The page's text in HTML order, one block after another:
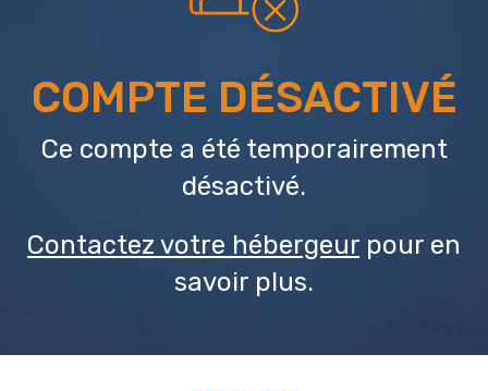
COMPTE DÉSACTIVÉ
Ce compte a été temporairement
désactivé.
Contactez votre hébergeur pour en
savoir plus.